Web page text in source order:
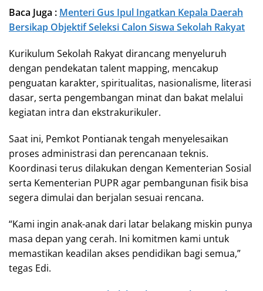
Baca Juga : Menteri Gus Ipul Ingatkan Kepala Daerah
Bersikap Objektif Seleksi Calon Siswa Sekolah Rakyat
Kurikulum Sekolah Rakyat dirancang menyeluruh
dengan pendekatan talent mapping, mencakup
penguatan karakter, spiritualitas, nasionalisme, literasi
dasar, serta pengembangan minat dan bakat melalui
kegiatan intra dan ekstrakurikuler.
Saat ini, Pemkot Pontianak tengah menyelesaikan
proses administrasi dan perencanaan teknis.
Koordinasi terus dilakukan dengan Kementerian Sosial
serta Kementerian PUPR agar pembangunan fisik bisa
segera dimulai dan berjalan sesuai rencana.
“Kami ingin anak-anak dari latar belakang miskin punya
masa depan yang cerah. Ini komitmen kami untuk
memastikan keadilan akses pendidikan bagi semua,”
tegas Edi.